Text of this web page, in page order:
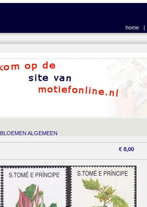
home |
BLOEMEN ALGEMEEN
€ 8,00